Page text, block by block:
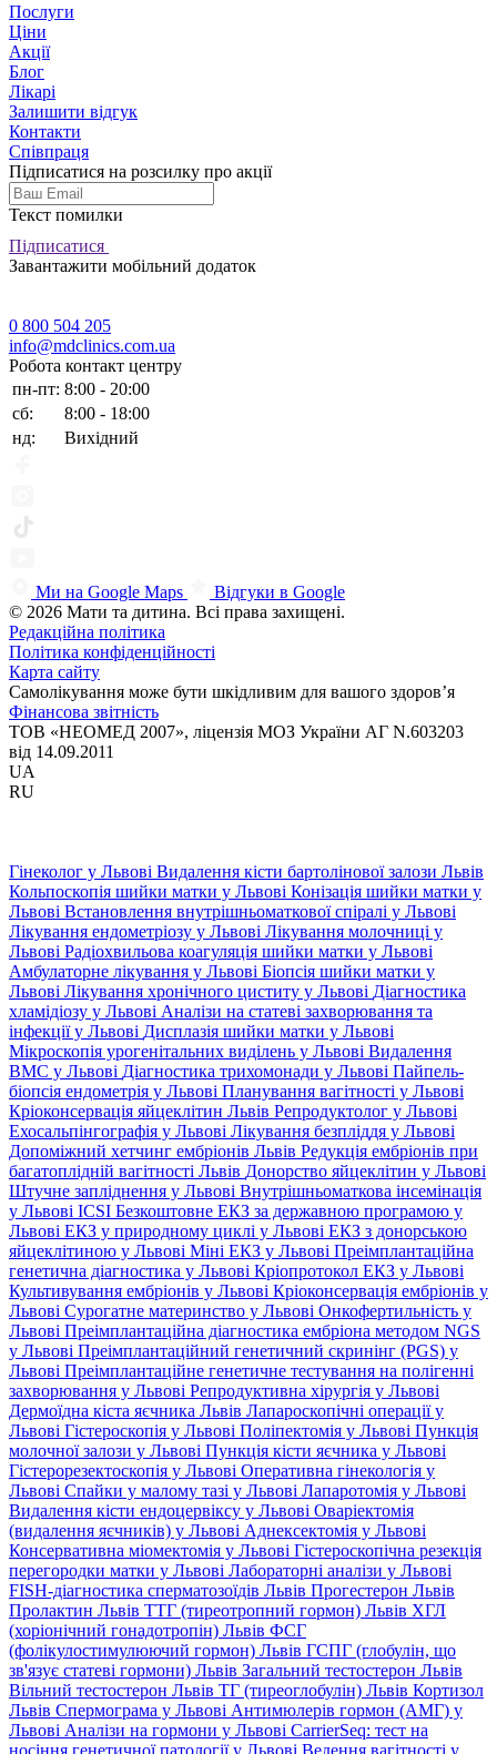
Послуги
Ціни
Акції
Блог
Лікарі
Залишити відгук
Контакти
Співпраця
Підписатися на розсилку про акції
Текст помилки
Підписатися
Завантажити мобільний додаток
0 800 504 205
info@mdclinics.com.ua
Робота контакт центру
пн-пт: 8:00 - 20:00
сб:
8:00 - 18:00
нд:
Вихідний
Ми на Google Maps
Відгуки в Google
© 2026 Мати та дитина. Всі права захищені.
Редакційна політика
Політика конфіденційності
Карта сайту
Самолікування може бути шкідливим для вашого здоров’я
Фінансова звітність
ТОВ «НЕОМЕД 2007», ліцензія МОЗ України АГ N.603203
від 14.09.2011
UA
RU
Гінеколог у Львові Видалення кісти бартолінової залози Львів
Кольпоскопія шийки матки у Львові Конізація шийки матки у
Львові Встановлення внутрішньоматкової спіралі у Львові
Лікування ендометріозу у Львові Лікування молочниці у
Львові Радіохвильова коагуляція шийки матки у Львові
Амбулаторне лікування у Львові Біопсія шийки матки у
Львові Лікування хронічного циститу у Львові Діагностика
хламідіозу у Львові Аналізи на статеві захворювання та
інфекції у Львові Дисплазія шийки матки у Львові
Мікроскопія урогенітальних виділень у Львові Видалення
ВМС у Львові Діагностика трихомонади у Львові Пайпель-
біопсія ендометрія у Львові Планування вагітності у Львові
Кріоконсервація яйцеклітин Львів Репродуктолог у Львові
Ехосальпінгографія у Львові Лікування безпліддя у Львові
Допоміжний хетчинг ембріонів Львів Редукція ембріонів при
багатоплідній вагітності Львів Донорство яйцеклітин у Львові
Штучне запліднення у Львові Внутрішньоматкова інсемінація
у Львові ICSI Безкоштовне ЕКЗ за державною програмою у
Львові ЕКЗ у природному циклі у Львові ЕКЗ з донорською
яйцеклітиною у Львові Міні ЕКЗ у Львові Преімплантаційна
генетична діагностика у Львові Кріопротокол ЕКЗ у Львові
Культивування ембріонів у Львові Кріоконсервація ембріонів у
Львові Сурогатне материнство у Львові Онкофертильність у
Львові Преімплантаційна діагностика ембріона методом NGS
у Львові Преімплантаційний генетичний скринінг (PGS) у
Львові Преімплантаційне генетичне тестування на полігенні
захворювання у Львові Репродуктивна хірургія у Львові
Дермоїдна кіста яєчника Львів Лапароскопічні операції у
Львові Гістероскопія у Львові Поліпектомія у Львові Пункція
молочної залози у Львові Пункція кісти яєчника у Львові
Гістерорезектоскопія у Львові Оперативна гінекологія у
Львові Спайки у малому тазі у Львові Лапаротомія у Львові
Видалення кісти ендоцервіксу у Львові Оваріектомія
(видалення яєчників) у Львові Аднексектомія у Львові
Консервативна міомектомія у Львові Гістероскопічна резекція
перегородки матки у Львові Лабораторні аналізи у Львові
FISH-діагностика сперматозоїдів Львів Прогестерон Львів
Пролактин Львів ТТГ (тиреотропний гормон) Львів ХГЛ
(хоріонічний гонадотропін) Львів ФСГ
(фолікулостимулюючий гормон) Львів ГСПГ (глобулін, що
зв'язує статеві гормони) Львів Загальний тестостерон Львів
Вільний тестостерон Львів ТГ (тиреоглобулін) Львів Кортизол
Львів Спермограма у Львові Антимюлерів гормон (АМГ) у
Львові Аналізи на гормони у Львові CarrierSeq: тест на
носіння генетичної патології у Львові Ведення вагітності у